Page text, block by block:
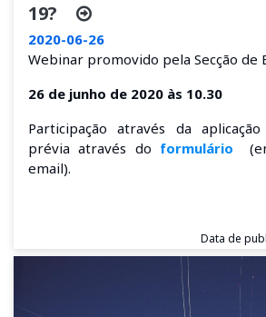
19?
2020-06-26
Webinar promovido pela Secção de
26 de junho de 2020 às 10.30
Participação através da
prévia através do formulário
email).
Data de